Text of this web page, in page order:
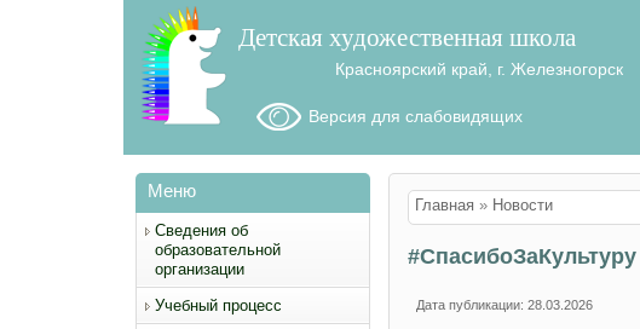
Детская художественная школа
Красноярский край, г. Железногорск
Версия для слабовидящих
Меню
Сведения об
образовательной
организации
Учебный процесс
Вы здесь
Главная » Новости
#СпасибоЗаКультуру
Дата публикации: 28.03.2026